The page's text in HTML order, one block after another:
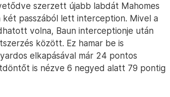
szerzett újabb labdát Mahomes
két passzából lett interception. Mivel a
volna, Baun interceptionje után
között. Ez hamar be is
elkapásával már 24 pontos
is nézve 6 negyed alatt 79 pontig